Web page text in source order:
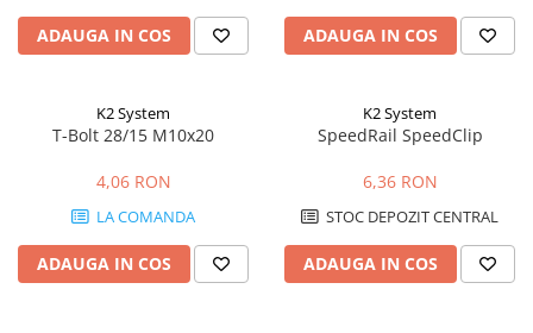
ADAUGA IN COS ADAUGA IN COS
K2 System
T-Bolt 28/15 M10x20
4,06 RON
LA COMANDA
ADAUGA IN COS
K2 System
SpeedRail SpeedClip
6,36 RON
STOC DEPOZIT CENTRAL
ADAUGA IN COS